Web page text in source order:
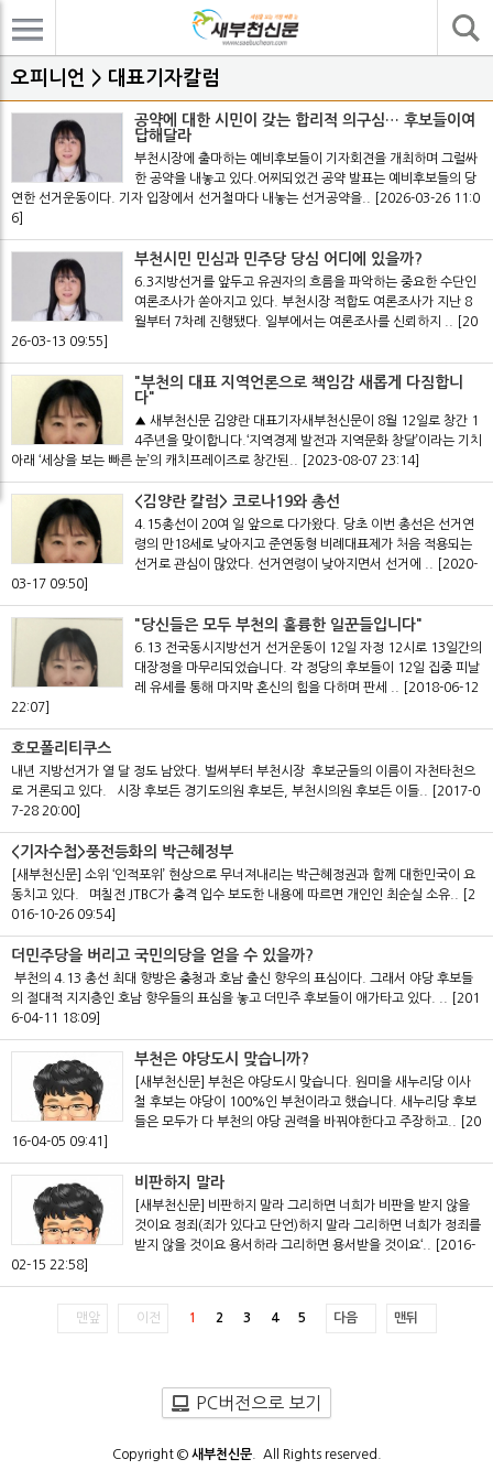
오피니언 > 대표기자칼럼
공약에 대한 시민이 갖는 합리적 의구심… 후보들이여
답해달라
부천시장에 출마하는 예비후보들이 기자회견을 개최하며 그럴싸
한 공약을 내놓고 있다.어찌되었건 공약 발표는 예비후보들의 당
연한 선거운동이다. 기자 입장에서 선거철마다 내놓는 선거공약을..
[2026-03-26 11:0
6]
부천시민 민심과 민주당 당심 어디에 있을까?
6.3지방선거를 앞두고 유권자의 흐름을 파악하는 중요한 수단인
여론조사가 쏟아지고 있다. 부천시장 적합도 여론조사가 지난 8
월부터 7차례 진행됐다. 일부에서는 여론조사를 신뢰하지 ..
[20
26-03-13 09:55]
"부천의 대표 지역언론으로 책임감 새롭게 다짐합니
다"
▲ 새부천신문 김양란 대표기자새부천신문이 8월 12일로 창간 1
4주년을 맞이합니다.‘지역경제 발전과 지역문화 창달’이라는 기치
아래 ‘세상을 보는 빠른 눈’의 캐치프레이즈로 창간된..
[2023-08-07 23:14]
<김양란 칼럼> 코로나19와 총선
4.15총선이 20여 일 앞으로 다가왔다. 당초 이번 총선은 선거연
령의 만18세로 낮아지고 준연동형 비례대표제가 처음 적용되는
선거로 관심이 많았다. 선거연령이 낮아지면서 선거에 ..
[2020-
03-17 09:50]
"당신들은 모두 부천의 훌륭한 일꾼들입니다"
6.13 전국동시지방선거 선거운동이 12일 자정 12시로 13일간의
대장정을 마무리되었습니다. 각 정당의 후보들이 12일 집중 피날
레 유세를 통해 마지막 혼신의 힘을 다하며 판세 ..
[2018-06-12
22:07]
호모폴리티쿠스
내년 지방선거가 열 달 정도 남았다. 벌써부터 부천시장 후보군들의 이름이 자천타천으
로 거론되고 있다. 시장 후보든 경기도의원 후보든, 부천시의원 후보든 이들..
[2017-0
7-28 20:00]
<기자수첩>풍전등화의 박근혜정부
[새부천신문] 소위 ‘인적포위’ 현상으로 무너져내리는 박근혜정권과 함께 대한민국이 요
동치고 있다. 며칠전 JTBC가 충격 입수 보도한 내용에 따르면 개인인 최순실 소유..
[2
016-10-26 09:54]
더민주당을 버리고 국민의당을 얻을 수 있을까?
부천의 4.13 총선 최대 향방은 충청과 호남 출신 향우의 표심이다. 그래서 야당 후보들
의 절대적 지지층인 호남 향우들의 표심을 놓고 더민주 후보들이 애가타고 있다. ..
[201
6-04-11 18:09]
부천은 야당도시 맞습니까?
[새부천신문] 부천은 야당도시 맞습니다. 원미을 새누리당 이사
철 후보는 야당이 100%인 부천이라고 했습니다. 새누리당 후보
들은 모두가 다 부천의 야당 권력을 바꿔야한다고 주장하고..
[20
16-04-05 09:41]
비판하지 말라
[새부천신문] 비판하지 말라 그리하면 너희가 비판을 받지 않을
것이요 정죄(죄가 있다고 단언)하지 말라 그리하면 너희가 정죄를
받지 않을 것이요 용서하라 그리하면 용서받을 것이요‘..
[2016-
02-15 22:58]
맨앞 이전 1 2 3 4 5 다음 맨뒤
PC버전으로 보기
Copyright © 새부천신문. All Rights reserved.